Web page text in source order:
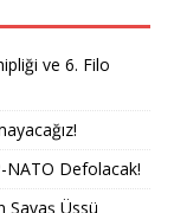
ve 6. Filo
NATO Defolacak!
Savaş Üssü